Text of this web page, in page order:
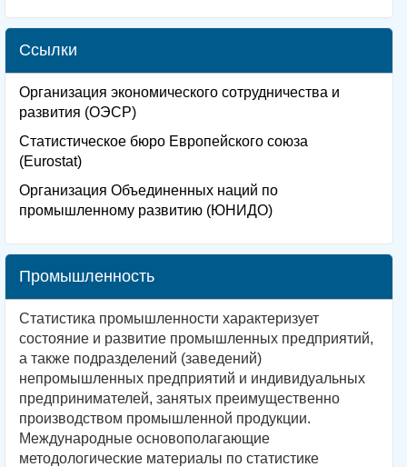
Ссылки
Организация экономического сотрудничества и
развития (ОЭСР)
Статистическое бюро Европейского союза
(Eurostat)
Организация Объединенных наций по
промышленному развитию (ЮНИДО)
Промышленность
Статистика промышленности характеризует
состояние и развитие промышленных предприятий,
а также подразделений (заведений)
непромышленных предприятий и индивидуальных
предпринимателей, занятых преимущественно
производством промышленной продукции.
Международные основополагающие
методологические материалы по статистике